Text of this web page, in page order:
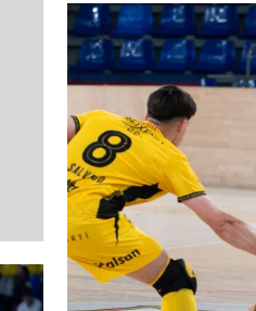
FC Barcelona club badge